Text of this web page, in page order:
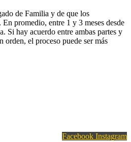
de Familia y de que los
promedio, entre 1 y 3 meses desde
Si hay acuerdo entre ambas partes y
orden, el proceso puede ser más
Facebook Instagram